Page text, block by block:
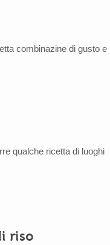
combinazine di gusto e
qualche ricetta di luoghi
riso